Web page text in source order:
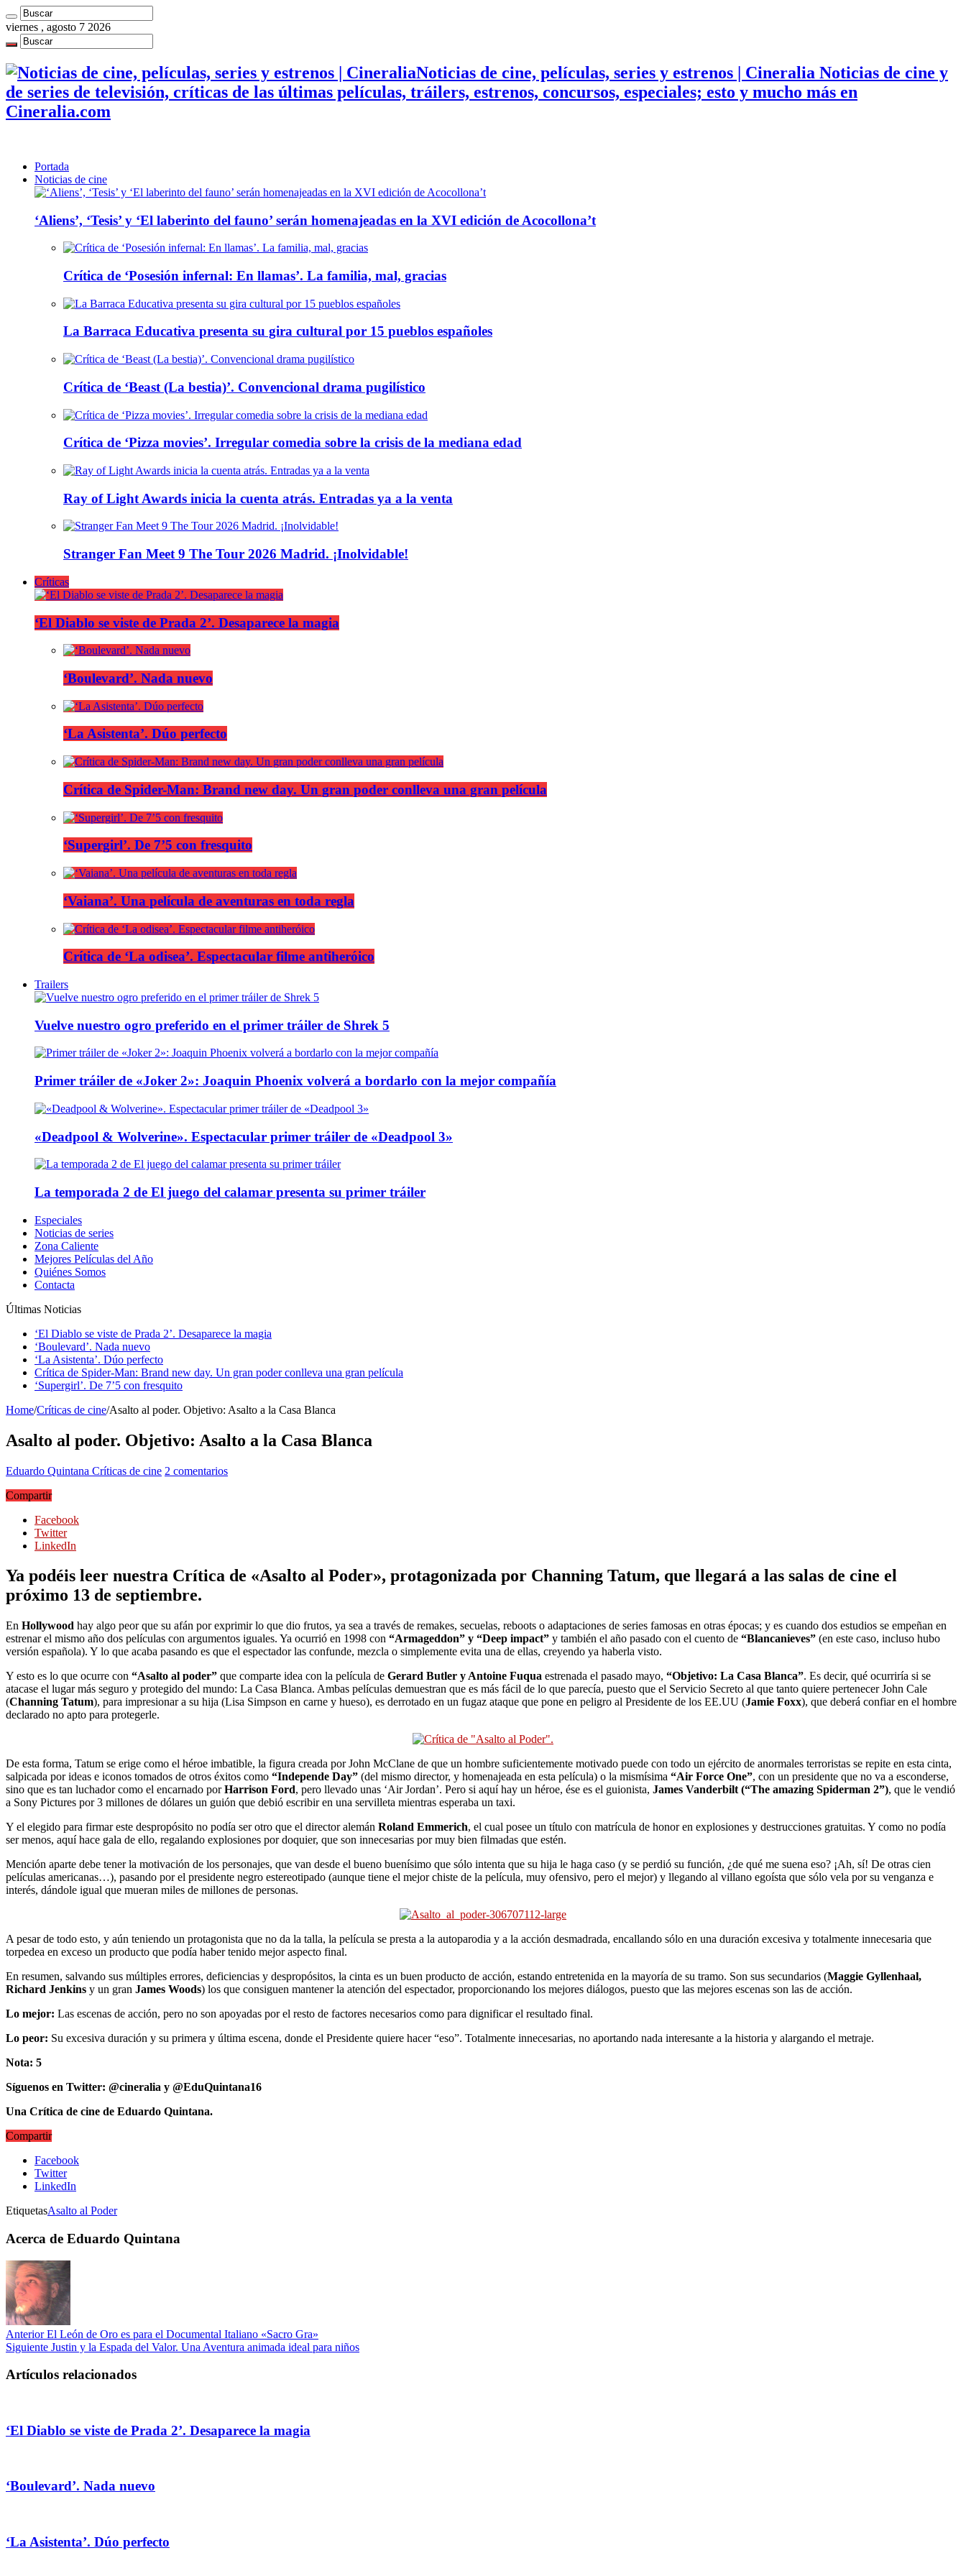
viernes , agosto 7 2026
Noticias de cine, películas, series y estrenos | Cineralia Noticias de cine y
de series de televisión, críticas de las últimas películas, tráilers, estrenos, concursos, especiales; esto y mucho más en
Cineralia.com
Portada
Noticias de cine
‘Aliens’, ‘Tesis’ y ‘El laberinto del fauno’ serán homenajeadas en la XVI edición de Acocollona’t
Crítica de ‘Posesión infernal: En llamas’. La familia, mal, gracias
La Barraca Educativa presenta su gira cultural por 15 pueblos españoles
Crítica de ‘Beast (La bestia)’. Convencional drama pugilístico
Crítica de ‘Pizza movies’. Irregular comedia sobre la crisis de la mediana edad
Ray of Light Awards inicia la cuenta atrás. Entradas ya a la venta
Stranger Fan Meet 9 The Tour 2026 Madrid. ¡Inolvidable!
Críticas
‘El Diablo se viste de Prada 2’. Desaparece la magia
‘Boulevard’. Nada nuevo
‘La Asistenta’. Dúo perfecto
Crítica de Spider-Man: Brand new day. Un gran poder conlleva una gran película
‘Supergirl’. De 7’5 con fresquito
‘Vaiana’. Una película de aventuras en toda regla
Crítica de ‘La odisea’. Espectacular filme antiheróico
Trailers
Vuelve nuestro ogro preferido en el primer tráiler de Shrek 5
Primer tráiler de «Joker 2»: Joaquin Phoenix volverá a bordarlo con la mejor compañía
«Deadpool & Wolverine». Espectacular primer tráiler de «Deadpool 3»
La temporada 2 de El juego del calamar presenta su primer tráiler
Especiales
Noticias de series
Zona Caliente
Mejores Películas del Año
Quiénes Somos
Contacta
Últimas Noticias
‘El Diablo se viste de Prada 2’. Desaparece la magia
‘Boulevard’. Nada nuevo
‘La Asistenta’. Dúo perfecto
Crítica de Spider-Man: Brand new day. Un gran poder conlleva una gran película
‘Supergirl’. De 7’5 con fresquito
Home/Críticas de cine/Asalto al poder. Objetivo: Asalto a la Casa Blanca
Asalto al poder. Objetivo: Asalto a la Casa Blanca
Eduardo Quintana Críticas de cine 2 comentarios
Compartir
Facebook
Twitter
LinkedIn
Ya podéis leer nuestra Crítica de «Asalto al Poder», protagonizada por Channing Tatum, que llegará a las salas de cine el
próximo 13 de septiembre.
En Hollywood hay algo peor que su afán por exprimir lo que dio frutos, ya sea a través de remakes, secuelas, reboots o adaptaciones de series famosas en otras épocas; y es cuando dos estudios se empeñan en
estrenar el mismo año dos películas con argumentos iguales. Ya ocurrió en 1998 con “Armageddon” y “Deep impact” y también el año pasado con el cuento de “Blancanieves” (en este caso, incluso hubo
versión española). Y lo que acaba pasando es que el espectador las confunde, mezcla o simplemente evita una de ellas, creyendo ya haberla visto.
Y esto es lo que ocurre con “Asalto al poder” que comparte idea con la película de Gerard Butler y Antoine Fuqua estrenada el pasado mayo, “Objetivo: La Casa Blanca”. Es decir, qué ocurriría si se
atacase el lugar más seguro y protegido del mundo: La Casa Blanca. Ambas películas demuestran que es más fácil de lo que parecía, puesto que el Servicio Secreto al que tanto quiere pertenecer John Cale
(Channing Tatum), para impresionar a su hija (Lisa Simpson en carne y hueso), es derrotado en un fugaz ataque que pone en peligro al Presidente de los EE.UU (Jamie Foxx), que deberá confiar en el hombre
declarado no apto para protegerle.
De esta forma, Tatum se erige como el héroe imbatible, la figura creada por John McClane de que un hombre suficientemente motivado puede con todo un ejército de anormales terroristas se repite en esta cinta,
salpicada por ideas e iconos tomados de otros éxitos como “Independe Day” (del mismo director, y homenajeada en esta película) o la mismísima “Air Force One”, con un presidente que no va a esconderse,
sino que es tan luchador como el encarnado porHarrison Ford, pero llevado unas ‘Air Jordan’. Pero si aquí hay un héroe, ése es el guionista, James Vanderbilt (“The amazing Spiderman 2”), que le vendió
a Sony Pictures por 3 millones de dólares un guión que debió escribir en una servilleta mientras esperaba un taxi.
Y el elegido para firmar este despropósito no podía ser otro que el director alemán Roland Emmerich, el cual posee un título con matrícula de honor en explosiones y destrucciones gratuitas. Y como no podía
ser menos, aquí hace gala de ello, regalando explosiones por doquier, que son innecesarias por muy bien filmadas que estén.
Mención aparte debe tener la motivación de los personajes, que van desde el bueno buenísimo que sólo intenta que su hija le haga caso (y se perdió su función, ¿de qué me suena eso? ¡Ah, sí! De otras cien
películas americanas…), pasando por el presidente negro estereotipado (aunque tiene el mejor chiste de la película, muy ofensivo, pero el mejor) y llegando al villano egoísta que sólo vela por su venganza e
interés, dándole igual que mueran miles de millones de personas.
A pesar de todo esto, y aún teniendo un protagonista que no da la talla, la película se presta a la autoparodia y a la acción desmadrada, encallando sólo en una duración excesiva y totalmente innecesaria que
torpedea en exceso un producto que podía haber tenido mejor aspecto final.
En resumen, salvando sus múltiples errores, deficiencias y despropósitos, la cinta es un buen producto de acción, estando entretenida en la mayoría de su tramo. Son sus secundarios (Maggie Gyllenhaal,
Richard Jenkins y un gran James Woods) los que consiguen mantener la atención del espectador, proporcionando los mejores diálogos, puesto que las mejores escenas son las de acción.
Lo mejor: Las escenas de acción, pero no son apoyadas por el resto de factores necesarios como para dignificar el resultado final.
Lo peor: Su excesiva duración y su primera y última escena, donde el Presidente quiere hacer “eso”. Totalmente innecesarias, no aportando nada interesante a la historia y alargando el metraje.
Nota: 5
Síguenos en Twitter: @cineralia y @EduQuintana16
Una Crítica de cine de Eduardo Quintana.
Compartir
Facebook
Twitter
LinkedIn
EtiquetasAsalto al Poder
Acerca de Eduardo Quintana
AnteriorEl León de Oro es para el Documental Italiano «Sacro Gra»
Siguiente Justin y la Espada del Valor. Una Aventura animada ideal para niños
Artículos relacionados
‘El Diablo se viste de Prada 2’. Desaparece la magia
‘Boulevard’. Nada nuevo
‘La Asistenta’. Dúo perfecto